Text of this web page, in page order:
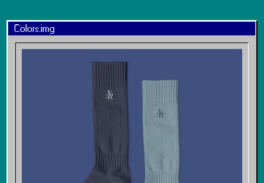
Colors.img